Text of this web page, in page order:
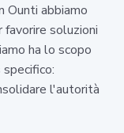
Ounti abbiamo
soluzioni
ha lo scopo
l'autorità